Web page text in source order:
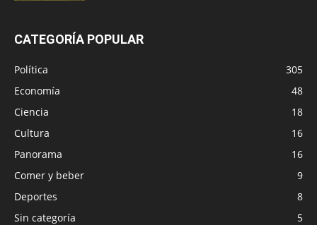
CATEGORÍA POPULAR
Política
305
Economía
48
Ciencia
18
Cultura
16
Panorama
16
Comer y beber
9
Deportes
8
Sin categoría
5